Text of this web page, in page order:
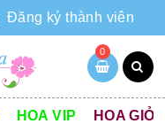
Đăng ký thành viên
0
HOA VIP HOA GIỎ